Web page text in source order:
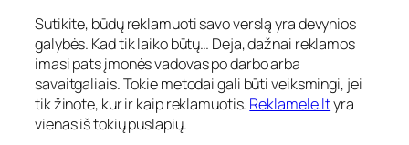
Sutikite, būdų reklamuoti savo verslą yra devynios
galybės. Kad tik laiko būtų… Deja, dažnai reklamos
imasi pats įmonės vadovas po darbo arba
savaitgaliais. Tokie metodai gali būti veiksmingi, jei
tik žinote, kur ir kaip reklamuotis. Reklamele.ltyra
vienas iš tokių puslapių.